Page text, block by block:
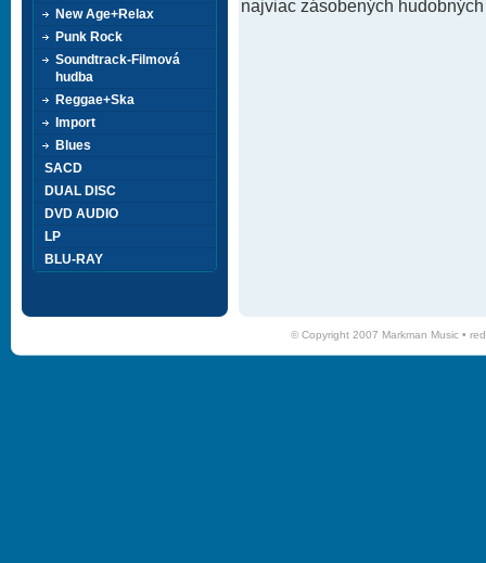
najviac zásobených
New Age+Relax
Punk Rock
Soundtrack-Filmová
hudba
Reggae+Ska
Import
Blues
SACD
DUAL DISC
DVD AUDIO
LP
BLU-RAY
© Copyright 2007 Markman Music •